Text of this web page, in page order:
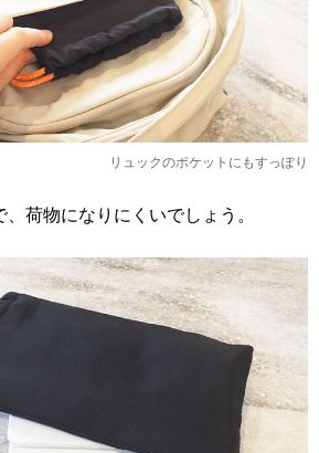
リュックのポケットにもすっぽり
、荷物になりにくいでしょう。